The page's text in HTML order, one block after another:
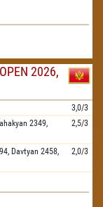
2026,
3,0/3
2349,
2,5/3
Davtyan 2458,
2,0/3